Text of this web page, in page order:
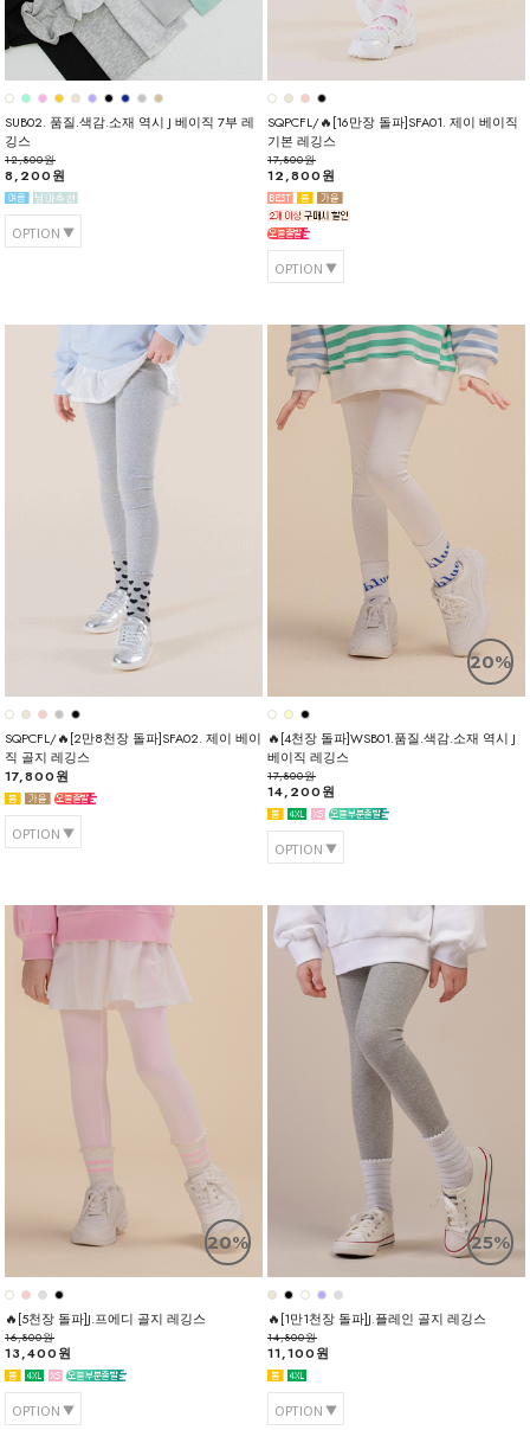
SUB02. 품질.색감.소재 역시 J 베이직 7부 레
깅스
12,800원
8,200원
OPTION
SQPCFL/🔥[16만장 돌파]SFA01. 제이 베이직
기본 레깅스
17,800원
12,800원
OPTION
SQPCFL/🔥[2만8천장 돌파]SFA02. 제이 베이
직 골지 레깅스
17,800원
OPTION
20%
🔥[4천장 돌파]WSB01.품질.색감.소재 역시 J
베이직 레깅스
17,800원
14,200원
OPTION
20%
🔥[5천장 돌파]J.프에디 골지 레깅스
16,800원
13,400원
OPTION
25%
🔥[1만1천장 돌파]J.플레인 골지 레깅스
14,800원
11,100원
OPTION